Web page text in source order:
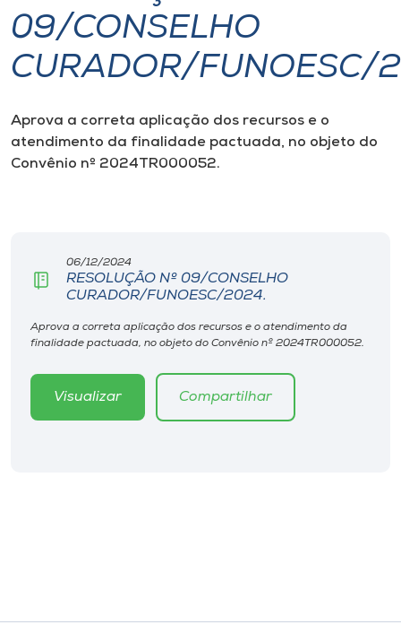
I.nova
Cultura
Editora
Museu
09/CONSELHO
CURADOR/FUNOESC/
Aprova a correta aplicação dos recursos e o
atendimento da finalidade pactuada, no objeto do
Convênio nº 2024TR000052.
06/12/2024
RESOLUÇÃO Nº 09/CONSELHO
CURADOR/FUNOESC/2024.
Aprova a correta aplicação dos recursos e o atendimento da
finalidade pactuada, no objeto do Convênio nº 2024TR000052.
Visualizar Compartilhar